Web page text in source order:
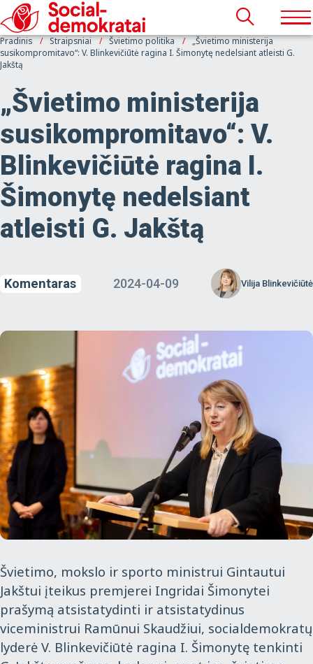
Pradinis Straipsniai Švietimo politika
„Švietimo ministerija
susikompromitavo“: V. Blinkevičiūtė ragina I. Šimonytę nedelsiant atleisti G.
Jakštą
„Švietimo ministerija
susikompromitavo“: V.
Blinkevičiūtė ragina I.
Šimonytę nedelsiant
atleisti G. Jakštą
Komentaras 2024-04-09 Vilija Blinkevičiūtė
Švietimo, mokslo ir sporto ministrui Gintautui
Jakštui įteikus premjerei Ingridai Šimonytei
prašymą atsistatydinti ir atsistatydinus
viceministrui Ramūnui Skaudžiui, socialdemokratų
lyderė V. Blinkevičiūtė ragina I. Šimonytę tenkinti